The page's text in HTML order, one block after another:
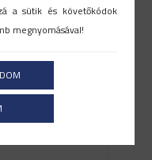
a sütik és követőkódok
megnyomásával!